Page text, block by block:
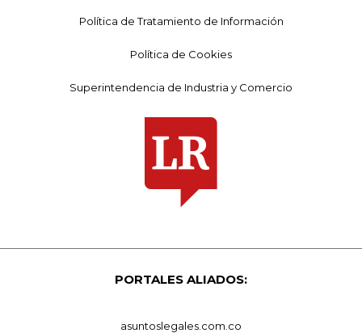
Política de Tratamiento de Información
Política de Cookies
Superintendencia de Industria y Comercio
PORTALES ALIADOS:
asuntoslegales.com.co